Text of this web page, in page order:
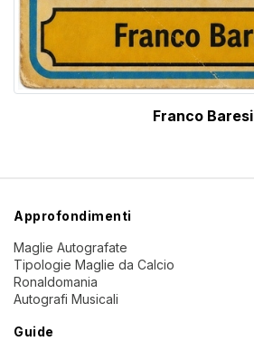
Franco Baresi
Approfondimenti
Maglie Autografate
Tipologie Maglie da Calcio
Ronaldomania
Autografi Musicali
Guide